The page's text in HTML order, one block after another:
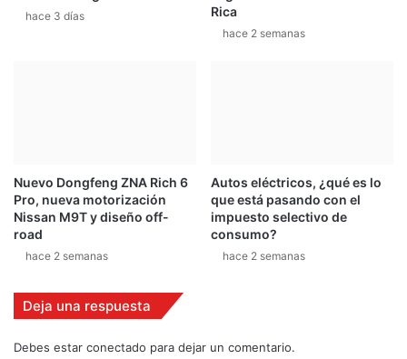
h
a
c
u
hace 3 días
Rica
hace 2 semanas
Nuevo Dongfeng ZNA Rich 6
Pro, nueva motorización
Nissan M9T y diseño off-
road
hace 2 semanas
Autos eléctricos, ¿qué es lo
que está pasando con el
impuesto selectivo de
consumo?
hace 2 semanas
Deja una respuesta
Debes estar conectado para dejar un comentario.